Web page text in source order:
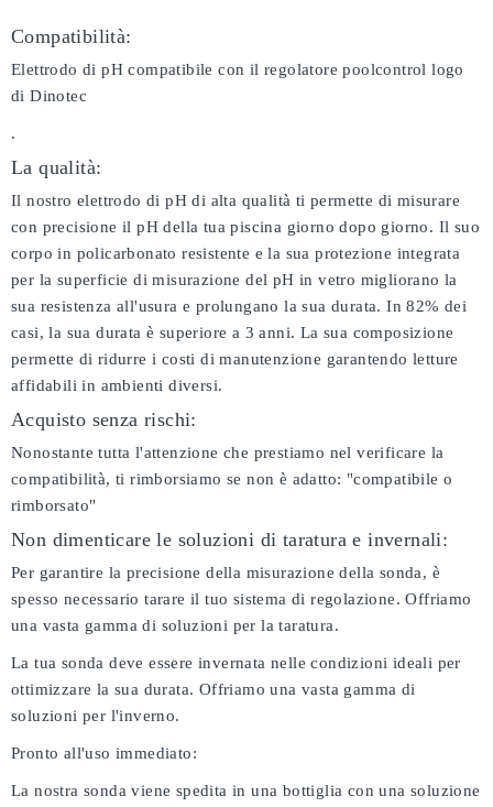
Compatibilità:
Elettrodo di pH compatibile con il regolatore poolcontrol logo
di Dinotec
.
La qualità:
Il nostro elettrodo di pH di alta qualità ti permette di misurare
con precisione il pH della tua piscina giorno dopo giorno. Il suo
corpo in policarbonato resistente e la sua protezione integrata
per la superficie di misurazione del pH in vetro migliorano la
sua resistenza all'usura e prolungano la sua durata. In 82% dei
casi, la sua durata è superiore a 3 anni. La sua composizione
permette di ridurre i costi di manutenzione garantendo letture
affidabili in ambienti diversi.
Acquisto senza rischi:
Nonostante tutta l'attenzione che prestiamo nel verificare la
compatibilità, ti rimborsiamo se non è adatto: "compatibile o
rimborsato"
Non dimenticare le soluzioni di taratura e invernali:
Per garantire la precisione della misurazione della sonda, è
spesso necessario tarare il tuo sistema di regolazione. Offriamo
una vasta gamma di soluzioni per la taratura.
La tua sonda deve essere invernata nelle condizioni ideali per
ottimizzare la sua durata. Offriamo una vasta gamma di
soluzioni per l'inverno.
Pronto all'uso immediato:
La nostra sonda viene spedita in una bottiglia con una soluzione